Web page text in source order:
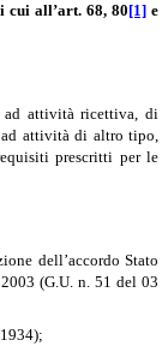
cui all’art. 68, 80[1] e
ad attività ricettiva, di
ad attività di altro tipo,
prescritti per le
dell’accordo Stato
(G.U. n. 51 del 03